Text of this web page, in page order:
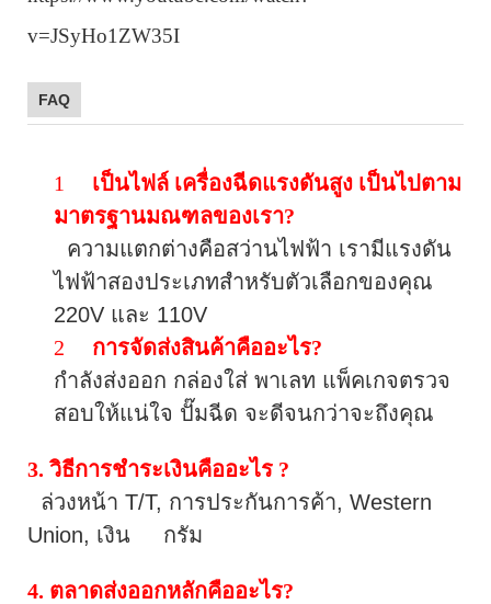
v=JSyHo1ZW35I
FAQ
1 เป็นไฟล์ เครื่องฉีดแรงดันสูง เป็นไปตาม
มาตรฐานมณฑลของเรา?
ความแตกต่างคือสว่านไฟฟ้า เรามีแรงดัน
ไฟฟ้าสองประเภทสำหรับตัวเลือกของคุณ
220V และ 110V
2 การจัดส่งสินค้าคืออะไร?
กำลังส่งออก กล่องใส่ พาเลท แพ็คเกจตรวจ
สอบให้แน่ใจ ปั๊มฉีด จะดีจนกว่าจะถึงคุณ
3. วิธีการชำระเงินคืออะไร ?
ล่วงหน้า T/T, การประกันการค้า, Western
Union, เงิน กรัม
4. ตลาดส่งออกหลักคืออะไร?